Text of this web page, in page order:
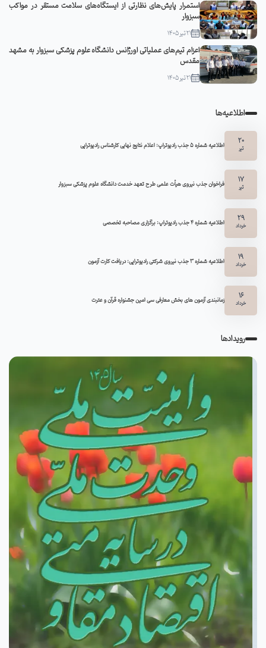
استمرار پایش‌های نظارتی از ایستگاه‌های سلامت مستقر در مواکب
سبزوار
21 تیر 1405
اعزام تیم‌های عملیاتی اورژانس دانشگاه علوم پزشکی سبزوار به مشهد
مقدس
21 تیر 1405
اطلاعیه‌ها
20
تیر اطلاعیه شماره 5 جذب رادیوتراپ: اعلام نتایج نهایی کارشناس رادیوتراپی
17
تیر فراخوان جذب نیروی هیأت علمی طرح تعهد خدمت دانشگاه علوم پزشکی سبزوار
29
خرداد اطلاعیه شماره ۴ جذب رادیوتراپ: برگزاری مصاحبه تخصصی
19
خرداد اطلاعیه شماره 3 جذب نیروی شرکتی رادیوتراپی: دریافت کارت آزمون
16
خرداد زمانبندی آزمون های بخش معارفی سی امین جشنواره قرآن و عترت
رویدادها